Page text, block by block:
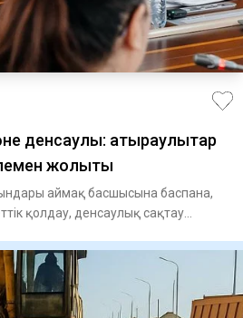
денсаулық: атыраулықтар
жолықты
аймақ басшысына баспана,
қолдау, денсаулық сақтау